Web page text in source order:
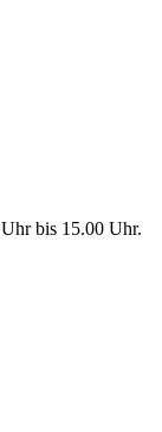
bis 15.00 Uhr.